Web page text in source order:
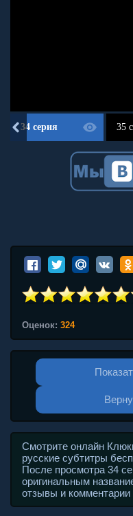
34 серия 35
Оценок: 324
Смотрите онлайн
русские субтитры
После просмотра 34
оригинальным
отзывы и комментарии